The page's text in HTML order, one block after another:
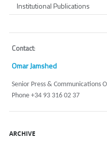
Institutional Publications
Contact:
Omar Jamshed
Senior Press & Communications
Phone +34 93 316 02 37
ARCHIVE